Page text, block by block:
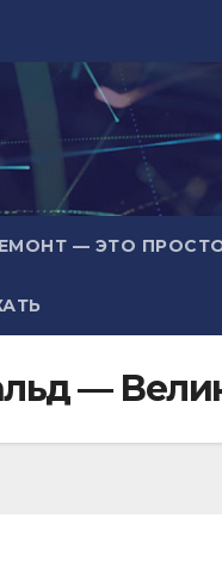
— ЭТО
—